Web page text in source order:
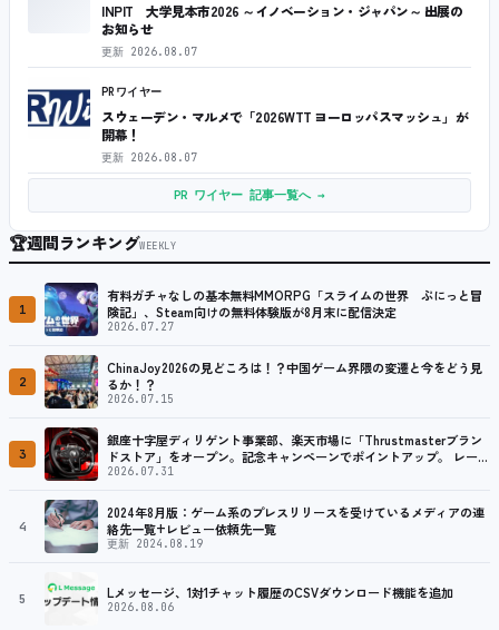
INPIT 大学見本市2026 ～イノベーション・ジャパン～ 出展の
お知らせ
更新 2026.08.07
PRワイヤー
スウェーデン・マルメで「2026WTT ヨーロッパスマッシュ」が
開幕！
更新 2026.08.07
PR ワイヤー 記事一覧へ →
🏆週間ランキングWEEKLY
1
有料ガチャなしの基本無料MMORPG「スライムの世界 ぷにっと冒
険記」、Steam向けの無料体験版が8月末に配信決定
2026.07.27
2
ChinaJoy2026の見どころは！？中国ゲーム界隈の変遷と今をどう見
るか！？
2026.07.15
3
銀座十字屋ディリゲント事業部、楽天市場に「Thrustmasterブラン
ドストア」をオープン。記念キャンペーンでポイントアップ。 レーシ
ング／フライトシム向けコントローラーを中心に、幅広くラインナッ
2026.07.31
4
2024年8月版：ゲーム系のプレスリリースを受けているメディアの連
絡先一覧+レビュー依頼先一覧
更新 2024.08.19
5 Lメッセージ、1対1チャット履歴のCSVダウンロード機能を追加
2026.08.06